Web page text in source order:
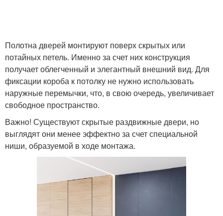
Полотна дверей монтируют поверх скрытых или
потайных петель. Именно за счет них конструкция
получает облегченный и элегантный внешний вид. Для
фиксации короба к потолку не нужно использовать
наружные перемычки, что, в свою очередь, увеличивает
свободное пространство.
Важно! Существуют скрытые раздвижные двери, но
выглядят они менее эффектно за счет специальной
ниши, образуемой в ходе монтажа.